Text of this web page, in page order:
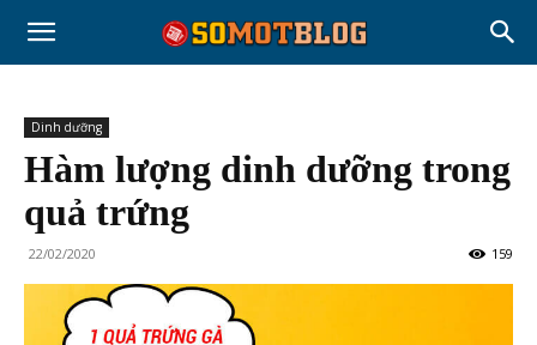
Dinh dưỡng
Hàm lượng dinh dưỡng trong
quả trứng
22/02/2020 159